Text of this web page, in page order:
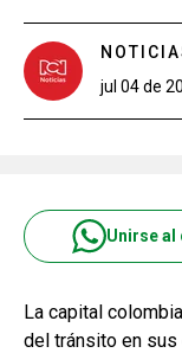
jul 04 de
Unirse al
La capital
del tránsito en